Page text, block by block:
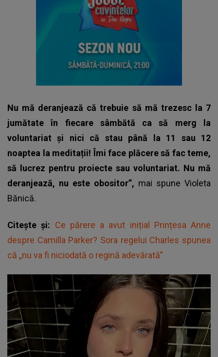
Nu mă deranjează că trebuie să mă trezesc la 7
jumătate în fiecare sâmbătă ca să merg la
voluntariat și nici că stau până la 11 sau 12
noaptea la meditații! Îmi face plăcere să fac teme,
să lucrez pentru proiecte sau voluntariat. Nu mă
deranjează, nu este obositor”, mai spune Violeta
Bănică.
Citește și: Ce părere a avut inițial Prințesa Anne
despre Camilla Parker? Sora regelui Charles spunea
că „nu va fi niciodată o regină adevărată”